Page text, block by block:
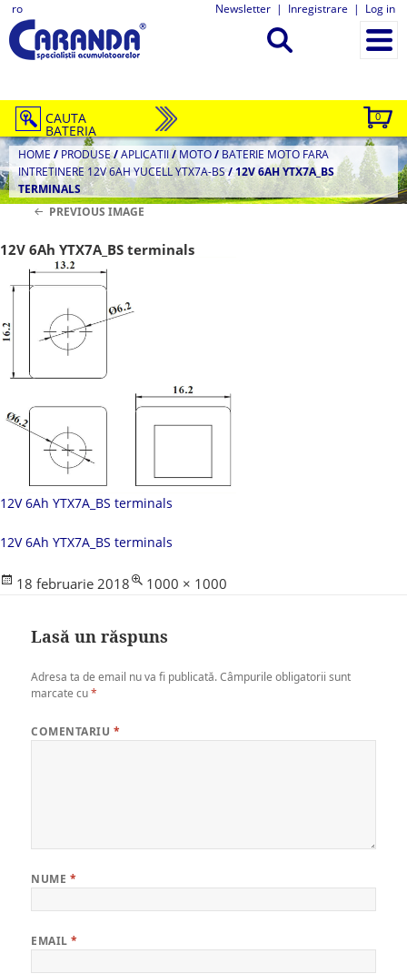
ro Newsletter | Inregistrare | Log in
0
CAUTA
BATERIA
HOME / PRODUSE/APLICATII/MOTO/ BATERIE MOTO FARA
INTRETINERE 12V 6AH YUCELL YTX7A-BS/12V 6AH YTX7A_BS
TERMINALS
PREVIOUS IMAGE
12V 6Ah YTX7A_BS terminals
12V 6Ah YTX7A_BS terminals
12V 6Ah YTX7A_BS terminals
Posted
18 februarie 2018
Full
1000 × 1000
Lasă un răspuns
Adresa ta de email nu va fi publicată. Câmpurile obligatorii sunt
marcate cu*
COMENTARIU *
NUME *
EMAIL*